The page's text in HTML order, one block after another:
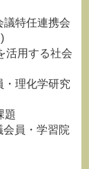
任連携会
用する社会
・理化学研究
題
・学習院